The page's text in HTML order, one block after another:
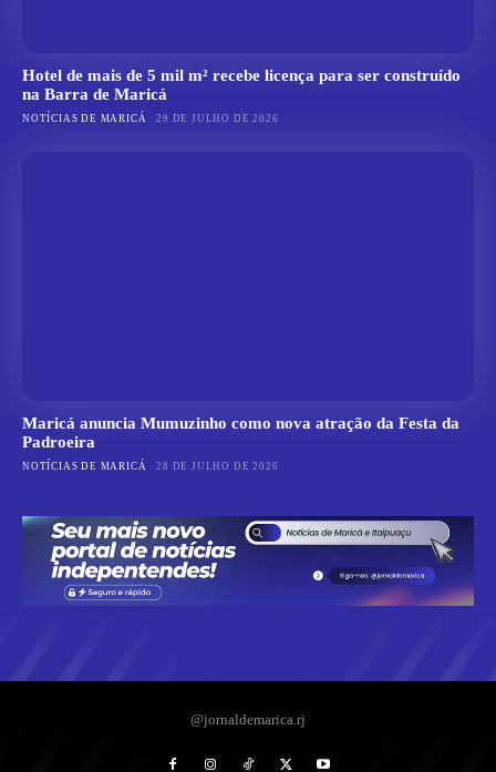
Hotel de mais de 5 mil m² recebe licença para ser construído
na Barra de Maricá
NOTÍCIAS DE MARICÁ 29 DE JULHO DE 2026
Maricá anuncia Mumuzinho como nova atração da Festa da
Padroeira
NOTÍCIAS DE MARICÁ 28 DE JULHO DE 2026
@jornaldemarica.rj